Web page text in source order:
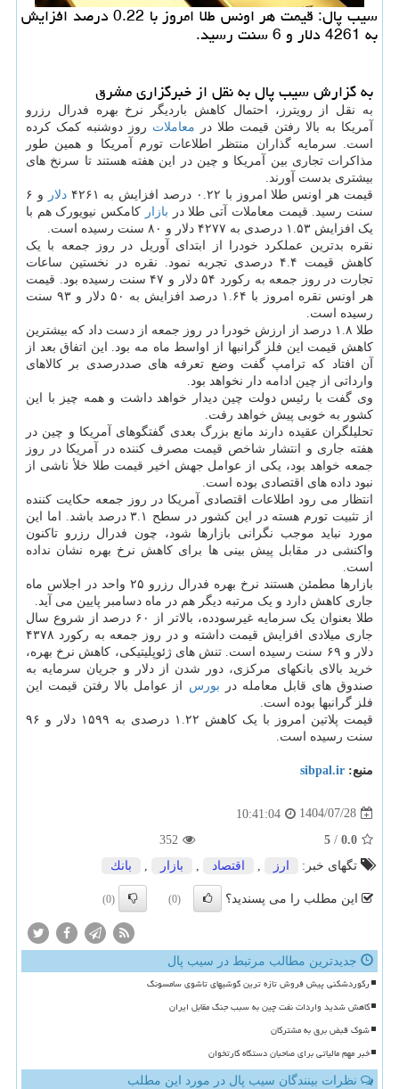
سیب پال: قیمت هر اونس طلا امروز با 0.22 درصد افزایش
به 4261 دلار و 6 سنت رسید.
به گزارش سیب پال به نقل از خبرگزاری مشرق
به نقل از رویترز، احتمال کاهش باردیگر نرخ بهره فدرال رزرو
آمریکا به بالا رفتن قیمت طلا در معاملات روز دوشنبه کمک کرده
است. سرمایه گذاران منتظر اطلاعات تورم آمریکا و همین طور
مذاکرات تجاری بین آمریکا و چین در این هفته هستند تا سرنخ های
بیشتری بدست آورند.
قیمت هر اونس طلا امروز با ۰.۲۲ درصد افزایش به ۴۲۶۱
دلار
و ۶
سنت رسید. قیمت معاملات آتی طلا در بازار کامکس نیویورک هم با
یک افزایش ۱.۵۳ درصدی به ۴۲۷۷ دلار و ۸۰ سنت رسیده است.
نقره بدترین عملکرد خودرا از ابتدای آوریل در روز جمعه با یک
کاهش قیمت ۴.۴ درصدی تجربه نمود. نقره در نخستین ساعات
تجارت در روز جمعه به رکورد ۵۴ دلار و ۴۷ سنت رسیده بود. قیمت
هر اونس نقره امروز با ۱.۶۴ درصد افزایش به ۵۰ دلار و ۹۳ سنت
رسیده است.
طلا ۱.۸ درصد از ارزش خودرا در روز جمعه از دست داد که بیشترین
کاهش قیمت این فلز گرانبها از اواسط ماه مه بود. این اتفاق بعد از
آن افتاد که ترامپ گفت وضع تعرفه های صددرصدی بر کالاهای
وارداتی از چین ادامه دار نخواهد بود.
وی گفت با رئیس دولت چین دیدار خواهد داشت و همه چیز با این
کشور به خوبی پیش خواهد رفت.
تحلیلگران عقیده دارند مانع بزرگ بعدی گفتگوهای آمریکا و چین در
هفته جاری و انتشار شاخص قیمت مصرف کننده در آمریکا در روز
جمعه خواهد بود، یکی از عوامل جهش اخیر قیمت طلا خلأ ناشی از
نبود داده های اقتصادی بوده است.
انتظار می رود اطلاعات اقتصادی آمریکا در روز جمعه حکایت کننده
از تثبیت تورم هسته در این کشور در سطح ۳.۱ درصد باشد. اما این
مورد نباید موجب نگرانی بازارها شود، چون فدرال رزرو تاکنون
واکنشی در مقابل پیش بینی ها برای کاهش نرخ بهره نشان نداده
است.
بازارها مطمئن هستند نرخ بهره فدرال رزرو ۲۵ واحد در اجلاس ماه
جاری کاهش دارد و یک مرتبه دیگر هم در ماه دسامبر پایین می آید.
طلا بعنوان یک سرمایه غیرسودده، بالاتر از ۶۰ درصد از شروع سال
جاری میلادی افزایش قیمت داشته و در روز جمعه به رکورد ۴۳۷۸
دلار و ۶۹ سنت رسیده است. تنش های ژئوپلیتیکی، کاهش نرخ بهره،
خرید بالای بانکهای مرکزی، دور شدن از دلار و جریان سرمایه به
صندوق های قابل معامله در بورس از عوامل بالا رفتن قیمت این
فلز گرانبها بوده است.
قیمت پلاتین امروز با یک کاهش ۱.۲۲ درصدی به ۱۵۹۹ دلار و ۹۶
سنت رسیده است.
منبع: sibpal.ir
1404/07/28
10:41:04
0.0
/
5
352
تگهای خبر:
ارز , اقتصاد , بازار , بانك
این مطلب را می پسندید؟ (0)
(0)
جدیدترین مطالب مرتبط در سیب پال
رکوردشکنی پیش فروش تازه ترین گوشیهای تاشوی سامسونگ
کاهش شدید واردات نفت چین به سبب جنگ مقابل ایران
شوک قبض برق به مشترکان
خبر مهم مالیاتی برای صاحبان دستگاه کارتخوان
نظرات بینندگان سیب پال در مورد این مطلب